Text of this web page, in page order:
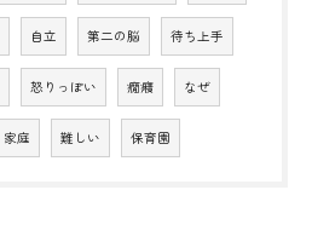
自立 第二の脳 待ち上手
怒りっぽい 癇癪 なぜ
家庭 難しい 保育園